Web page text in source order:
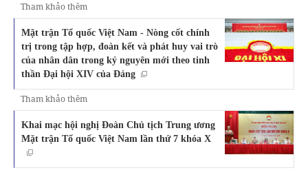
Tham khảo thêm
Mặt trận Tổ quốc Việt Nam - Nòng cốt chính
trị trong tập hợp, đoàn kết và phát huy vai trò
của nhân dân trong kỷ nguyên mới theo tinh
thần Đại hội XIV của Đảng
Tham khảo thêm
Khai mạc hội nghị Đoàn Chủ tịch Trung ương
Mặt trận Tổ quốc Việt Nam lần thứ 7 khóa X